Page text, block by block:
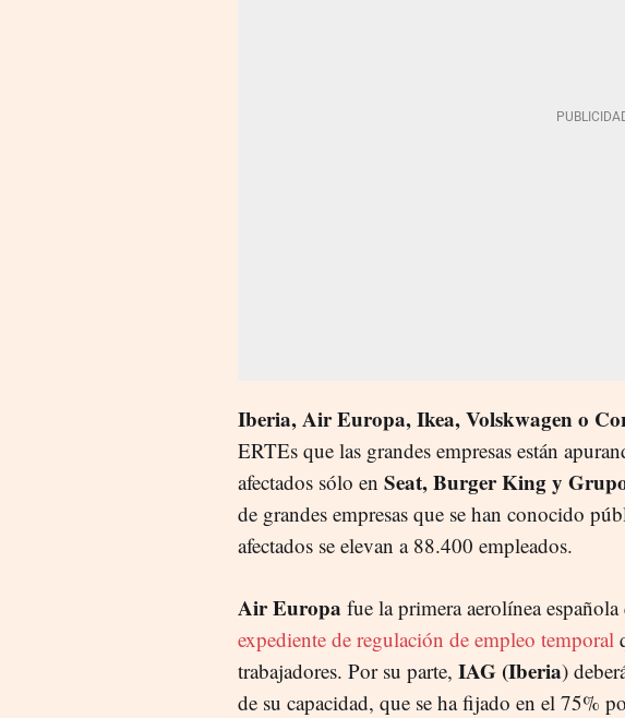
Iberia, Air Europa, Ikea, Volskwagen o
ERTEs que las grandes empresas están
afectados sólo en Seat, Burger King y
de grandes empresas que se han conocido
afectados se elevan a 88.400 empleados.
Air Europa fue la primera aerolínea española
expediente de regulación de empleo temporal
trabajadores. Por su parte, IAG (Iberia)
de su capacidad, que se ha fijado en el 75%